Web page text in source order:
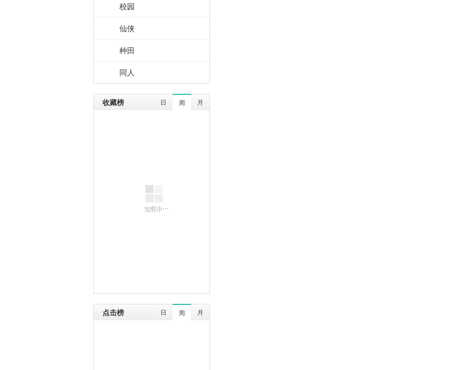
校园
仙侠
种田
同人
收藏榜 日 周 月
点击榜 日 周 月